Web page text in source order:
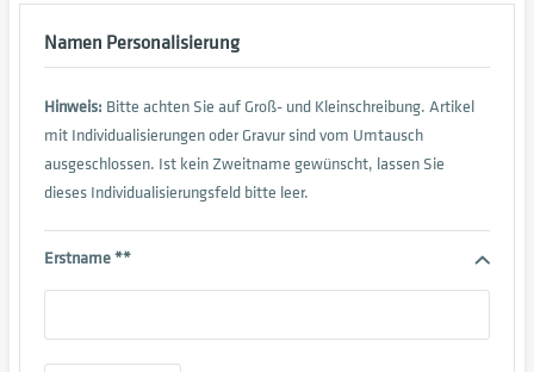
Namen Personalisierung
Hinweis: Bitte achten Sie auf Groß- und Kleinschreibung. Artikel
mit Individualisierungen oder Gravur sind vom Umtausch
ausgeschlossen. Ist kein Zweitname gewünscht, lassen Sie
dieses Individualisierungsfeld bitte leer.
Erstname **